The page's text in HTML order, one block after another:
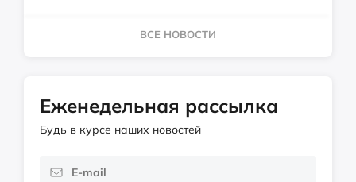
ВСЕ НОВОСТИ
Еженедельная рассылка
Будь в курсе наших новостей